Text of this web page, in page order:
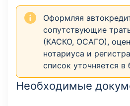
Оформляя
сопутствующие
(КАСКО, ОСАГО),
нотариуса и
список уточняется в
Необходимые